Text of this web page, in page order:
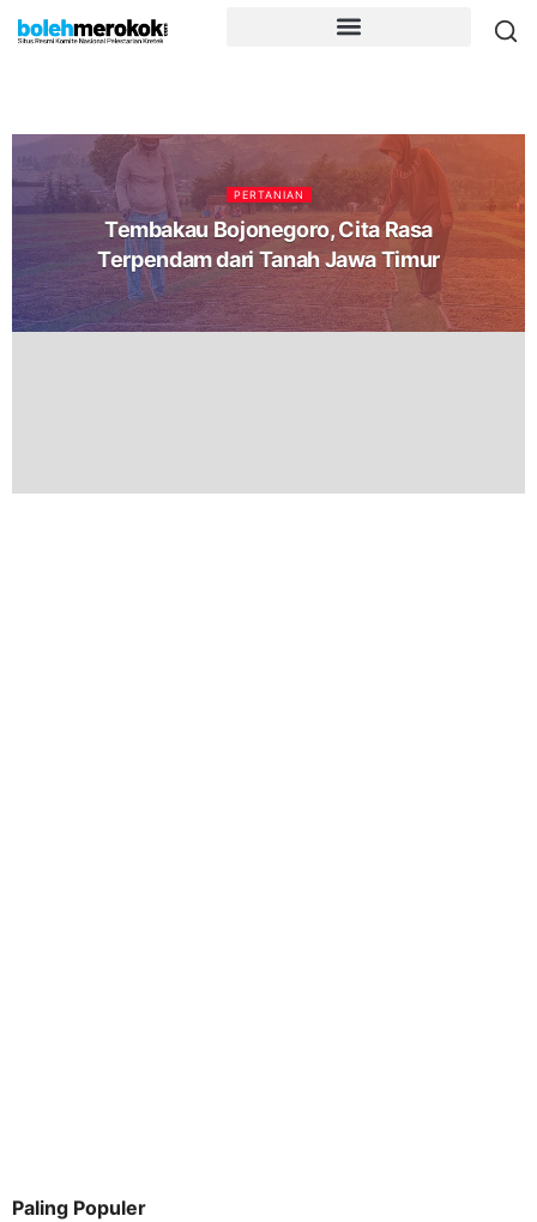
PERTANIAN
Tembakau Bojonegoro, Cita Rasa
Terpendam dari Tanah Jawa Timur
Paling Populer